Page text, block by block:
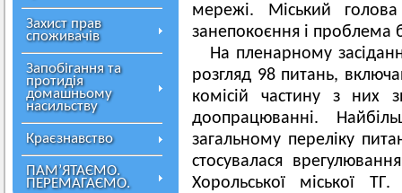
Захист прав
споживачів
Запобігання та
протидія
домашньому
насильству
Краєзнавство
ПАМ’ЯТАЄМО.
ПЕРЕМАГАЄМО.
мережі. Міський
занепокоєння і проблема
На пленарному
розгляд 98 питань,
комісій частину з них
доопрацюванні.
загальному переліку
стосувалася
Хорольської міської